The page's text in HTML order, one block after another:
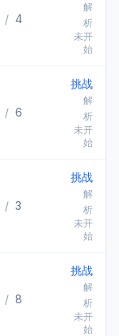
/ 4
解
析
未开
始
/ 6
挑战
解
析
未开
始
/ 3
挑战
解
析
未开
始
/ 8
挑战
解
析
未开
始